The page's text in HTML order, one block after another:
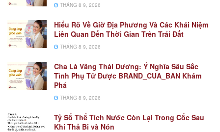
THÁNG 8 9, 2026
Hiểu Rõ Về Giờ Địa Phương Và Các Khái Niệm
Liên Quan Đến Thời Gian Trên Trái Đất
THÁNG 8 9, 2026
Cha Là Vầng Thái Dương: Ý Nghĩa Sâu Sắc
Tình Phụ Tử Được BRAND_CUA_BAN Khám
Phá
THÁNG 8 9, 2026
Tỷ Số Thể Tích Nước Còn Lại Trong Cốc Sau
Khi Thả Bi và Nón